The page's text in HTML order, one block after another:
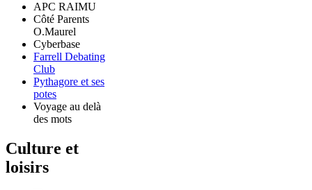
APC RAIMU
Côté Parents
O.Maurel
Cyberbase
Farrell Debating
Club
Pythagore et ses
potes
Voyage au delà
des mots
Culture et
loisirs